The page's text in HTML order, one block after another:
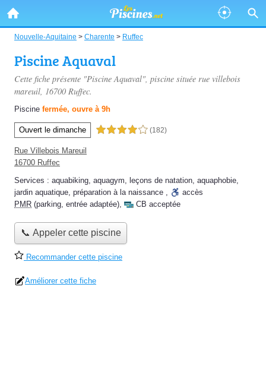
Nouvelle-Aquitaine > Charente > Ruffec
Piscine Aquaval
Cette fiche présente "Piscine Aquaval", piscine située rue villebois
mareuil, 16700 Ruffec.
Piscine fermée, ouvre à 9h
Ouvert le dimanche 4,0 étoiles sur 5 (182)
Rue Villebois Mareuil
16700 Ruffec
Services : aquabiking, aquagym, leçons de natation, aquaphobie,
jardin aquatique, préparation à la naissance ,
accès
PMR (parking, entrée adaptée), CB acceptée
📞 Appeler cette piscine
Recommander cette piscine
Améliorer cette fiche